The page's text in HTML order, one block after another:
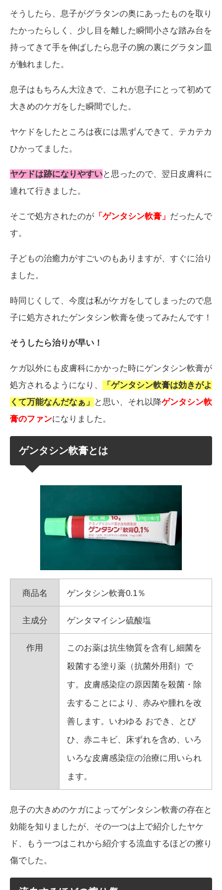
そうしたら、息子がグラタンの奥にあったものを取り
たかったらしく、少し目を離した瞬間小さな踏み台を
持ってきて手を伸ばしたら息子の腕の裏にグラタン皿
が触れました。
息子はもちろん大泣きで、これが息子にとって初めて
大きめのケガをした瞬間でした。
ヤケドをしたところは夜には黒ずんできて、テカテカ
ひかってました。
ヤケドは跡になりやすいと思ったので、翌日皮膚科に
連れて行きました。
そこで処方されたのが 「ゲンタシン軟膏」 だったんで
す。
子どもの治癒力がすごいのもありますが、すぐに治り
ました。
時同じくして、今度は私がケガをしてしまったので息
子に処方されたゲンタシン軟膏を使ってみたんです！
そうしたら治りが早い！
ケガ以外にも皮膚科にかかった時にゲンタシン軟膏が
処方されるようになり、
「ゲンタシン軟膏は効きがよ
くて万能なんだなぁ」
と思い、それ以降ゲンタシン軟
膏のファンになりました。
ゲンタシン軟膏とは
商品名 ゲンタシン軟膏0.1％
主成分 ゲンタマイシン硫酸塩
作用
このお薬は抗生物質を含有し細菌を
殺菌する塗り薬（抗菌外用剤）で
す。皮膚感染症の原因菌を殺菌・除
去することにより、赤みや腫れを改
善します。いわゆる おでき、とび
ひ、赤ニキビ、床ずれを含め、いろ
いろな皮膚感染症の治療に用いられ
ます。
息子の大きめのケガによってゲンタシン軟膏の存在と
効能を知りましたが、その一つは上で紹介したヤケ
ド、もう一つはこれから紹介する流血するほどの擦り
傷でした。